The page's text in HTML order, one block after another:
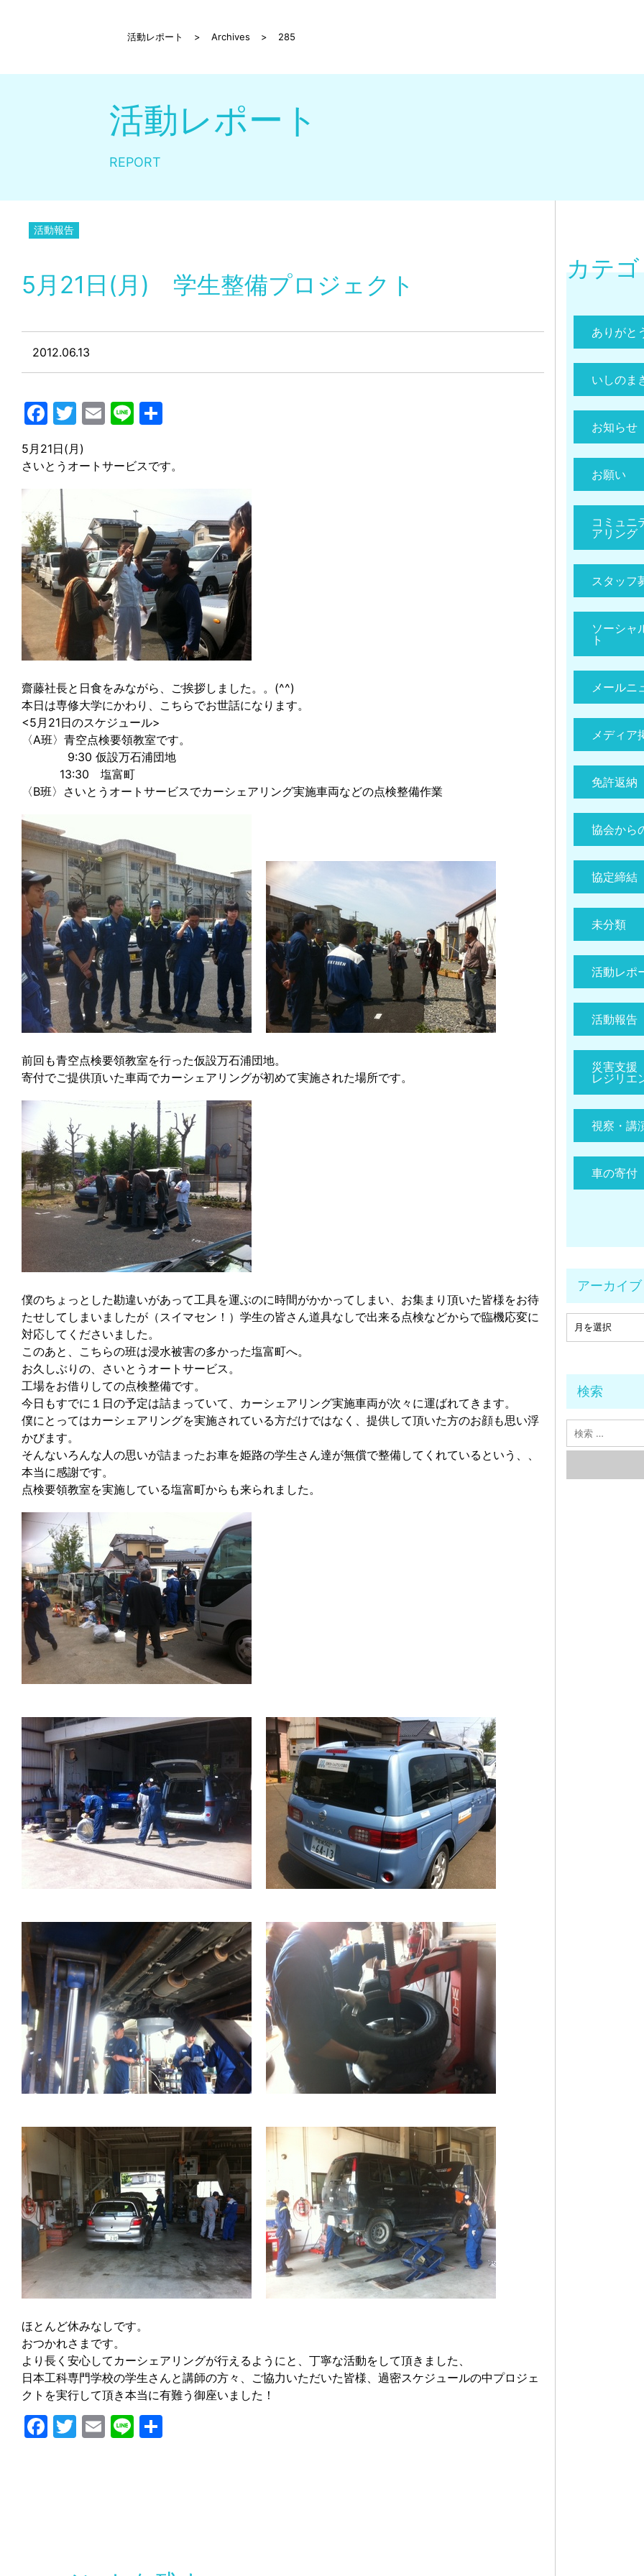
活動レポート > Archives > 285
活動レポート
REPORT
活動報告
5月21日(月) 学生整備プロジェクト
2012.06.13
Facebook
Twitter
Email
Line
5月21日(月)
さいとうオートサービスです。
齋藤社長と日食をみながら、ご挨拶しました。。(^^)
本日は専修大学にかわり、こちらでお世話になります。
<5月21日のスケジュール>
〈A班〉青空点検要領教室です。
9:30 仮設万石浦団地
13:30 塩富町
〈B班〉さいとうオートサービスでカーシェアリング実施車両などの点検整備作業
前回も青空点検要領教室を行った仮設万石浦団地。
寄付でご提供頂いた車両でカーシェアリングが初めて実施された場所です。
僕のちょっとした勘違いがあって工具を運ぶのに時間がかかってしまい、お集まり頂いた皆様をお待
たせしてしまいましたが（スイマセン！）学生の皆さん道具なしで出来る点検などからで臨機応変に
対応してくださいました。
このあと、こちらの班は浸水被害の多かった塩富町へ。
お久しぶりの、さいとうオートサービス。
工場をお借りしての点検整備です。
今日もすでに１日の予定は詰まっていて、カーシェアリング実施車両が次々に運ばれてきます。
僕にとってはカーシェアリングを実施されている方だけではなく、提供して頂いた方のお顔も思い浮
かびます。
そんないろんな人の思いが詰まったお車を姫路の学生さん達が無償で整備してくれているという、、
本当に感謝です。
点検要領教室を実施している塩富町からも来られました。
ほとんど休みなしです。
おつかれさまです。
より長く安心してカーシェアリングが行えるようにと、丁寧な活動をして頂きました、
日本工科専門学校の学生さんと講師の方々、ご協力いただいた皆様、過密スケジュールの中プロジェ
クトを実行して頂き本当に有難う御座いました！
Facebook
Twitter
Email
Line
カテ
ありがと
いしのま
お知らせ
お願い
コミュニ
アリング
スタッフ
ソーシャ
ト
メールニ
メディア
免許返納
協会から
協定締結
未分類
活動レポ
活動報告
災害支援
レジリエ
視察・講
車の寄付
アーカイブ
検索